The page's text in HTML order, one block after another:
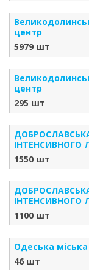
центр
5979 шт
центр
295 шт
ІНТЕНСИВНОГО
1550 шт
ІНТЕНСИВНОГО
1100 шт
Одеська
46 шт